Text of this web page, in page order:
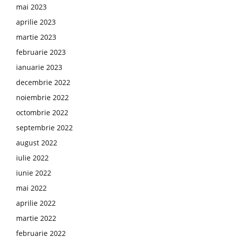
mai 2023
aprilie 2023
martie 2023
februarie 2023
ianuarie 2023
decembrie 2022
noiembrie 2022
octombrie 2022
septembrie 2022
august 2022
iulie 2022
iunie 2022
mai 2022
aprilie 2022
martie 2022
februarie 2022